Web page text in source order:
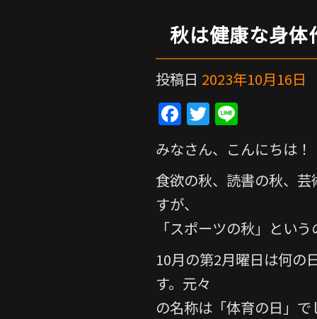
秋は健康な身体
投稿日 2023年10月16日
F
a
c
e
b
o
o
k
T
itt
er
n
e
みなさん、こんにちは！
食欲の秋、読書の秋、
すが、
「スポーツの秋」とい
10月の第2月曜日は何の
す。元々
の名称は「体育の日」